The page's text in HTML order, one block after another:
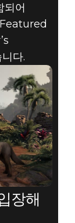
어
다.
장해